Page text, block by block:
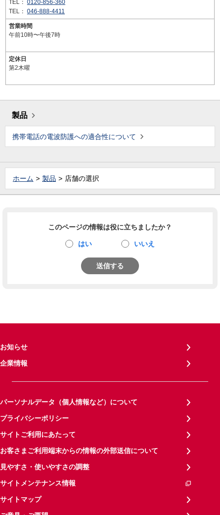
TEL： 0120-856-360
TEL： 046-888-4411
営業時間
午前10時〜午後7時
定休日
第2木曜
製品
携帯電話の電波防護への適合性について
ホーム 製品 店舗の選択
このページの情報は役に立ちましたか？
はい いいえ
送信する
お知らせ
企業情報
パーソナルデータ（個人情報など）について
プライバシーポリシー
サイトご利用にあたって
お客さまご利用端末からの情報の外部送信について
見やすさ・使いやすさの調整
サイトメンテナンス情報
サイトマップ